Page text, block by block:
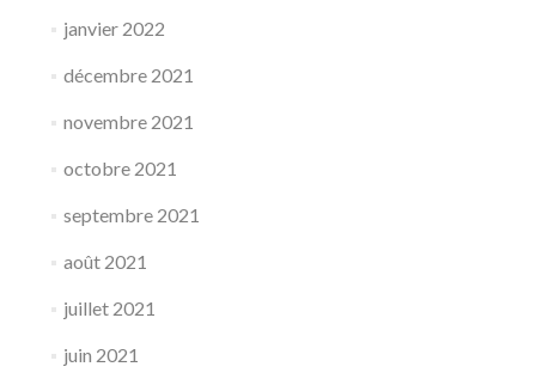
janvier 2022
décembre 2021
novembre 2021
octobre 2021
septembre 2021
août 2021
juillet 2021
juin 2021